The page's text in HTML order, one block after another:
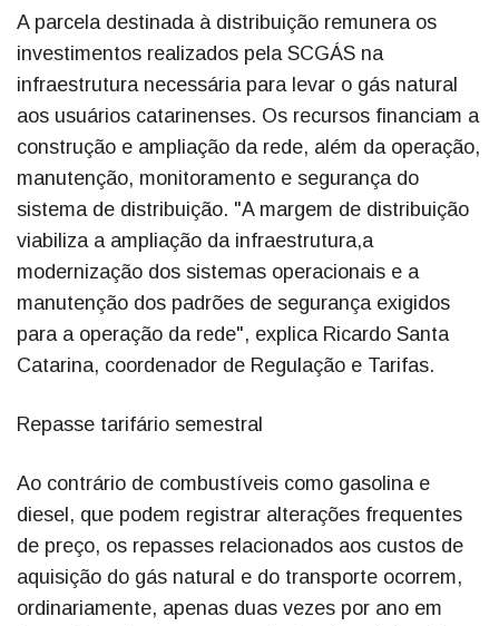
A parcela destinada à distribuição remunera os
investimentos realizados pela SCGÁS na
infraestrutura necessária para levar o gás natural
aos usuários catarinenses. Os recursos financiam a
construção e ampliação da rede, além da operação,
manutenção, monitoramento e segurança do
sistema de distribuição. "A margem de distribuição
viabiliza a ampliação da infraestrutura,a
modernização dos sistemas operacionais e a
manutenção dos padrões de segurança exigidos
para a operação da rede", explica Ricardo Santa
Catarina, coordenador de Regulação e Tarifas.
Repasse tarifário semestral
Ao contrário de combustíveis como gasolina e
diesel, que podem registrar alterações frequentes
de preço, os repasses relacionados aos custos de
aquisição do gás natural e do transporte ocorrem,
ordinariamente, apenas duas vezes por ano em